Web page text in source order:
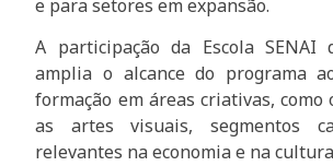
e para setores em expansão.
A participação da Escola SENAI
amplia o alcance do programa
formação em áreas criativas, como
as artes visuais, segmentos
relevantes na economia e na